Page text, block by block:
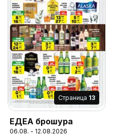
Cтраница 13
ЕДЕА брошура
06.08. - 12.08.2026